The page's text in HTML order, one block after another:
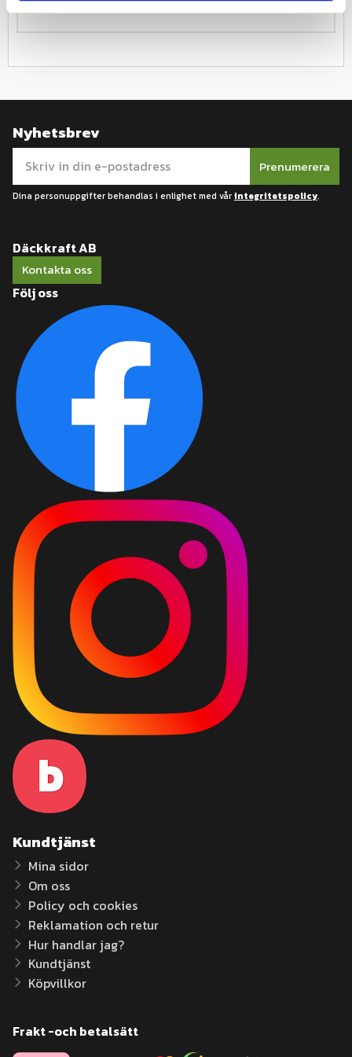
Nyhetsbrev
Prenumerera
Dina personuppgifter behandlas i enlighet med vårintegritetspolicy.
Däckkraft AB
Kontakta oss
Följ oss
Kundtjänst
Mina sidor
Om oss
Policy och cookies
Reklamation och retur
Hur handlar jag?
Kundtjänst
Köpvillkor
Frakt -och betalsätt